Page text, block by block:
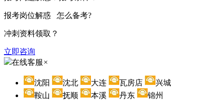
报考岗位解惑 怎么备考?
冲刺资料领取？
立即咨询
在线客服 ×
沈阳 沈北 大连 瓦房店
兴城
鞍山
抚顺 本溪 丹东
锦州